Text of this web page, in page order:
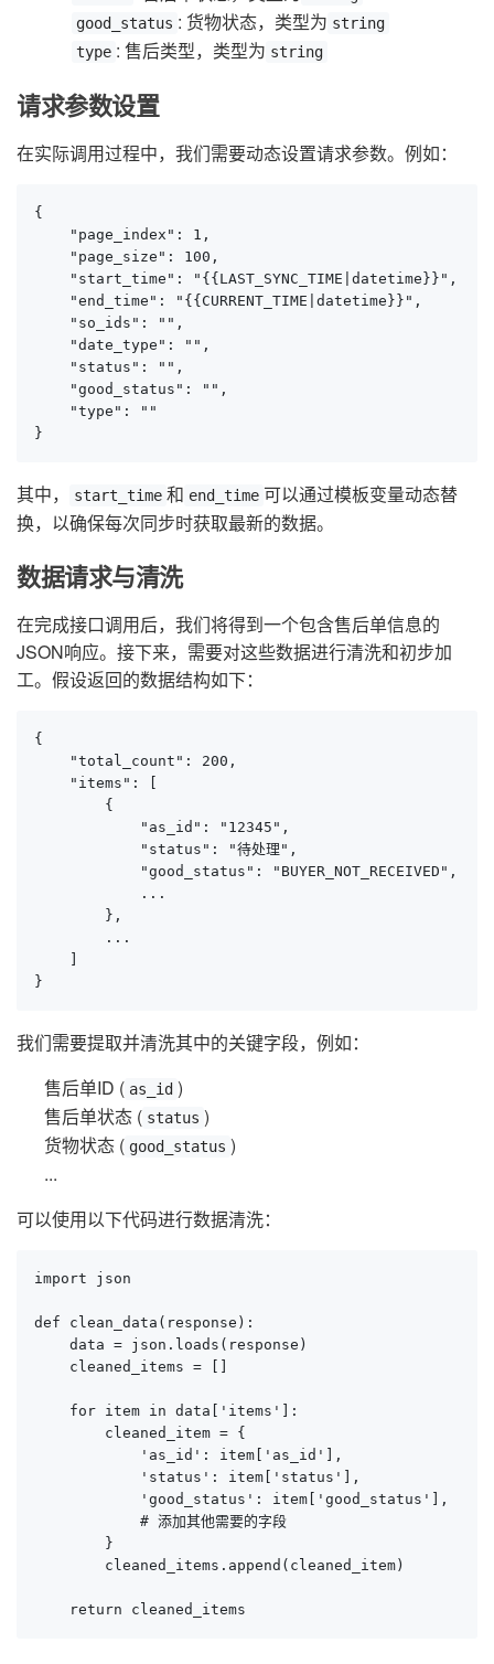
good_status : 货物状态，类型为 string
type : 售后类型，类型为 string
请求参数设置
在实际调用过程中，我们需要动态设置请求参数。例如：
{
    "page_index": 1,
    "page_size": 100,
    "start_time": "{{LAST_SYNC_TIME|datetime}}",
    "end_time": "{{CURRENT_TIME|datetime}}",
    "so_ids": "",
    "date_type": "",
    "status": "",
    "good_status": "",
    "type": ""
}
其中， start_time 和 end_time 可以通过模板变量动态替
换，以确保每次同步时获取最新的数据。
数据请求与清洗
在完成接口调用后，我们将得到一个包含售后单信息的
JSON响应。接下来，需要对这些数据进行清洗和初步加
工。假设返回的数据结构如下：
{
    "total_count": 200,
    "items": [
        {
            "as_id": "12345",
            "status": "待处理",
            "good_status": "BUYER_NOT_RECEIVED",
            ...
        },
        ...
}
我们需要提取并清洗其中的关键字段，例如：
售后单ID ( as_id )
售后单状态 ( status )
货物状态 ( good_status )
...
可以使用以下代码进行数据清洗：
import json
def clean_data(response):
    data = json.loads(response)
    cleaned_items = []
    for item in data['items']:
        cleaned_item = {
            'as_id': item['as_id'],
            'status': item['status'],
            'good_status': item['good_status'],
            # 添加其他需要的字段
        }
        cleaned_items.append(cleaned_item)
    return cleaned_items